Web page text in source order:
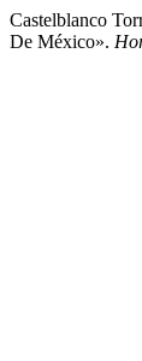
Castelblanco
De México».